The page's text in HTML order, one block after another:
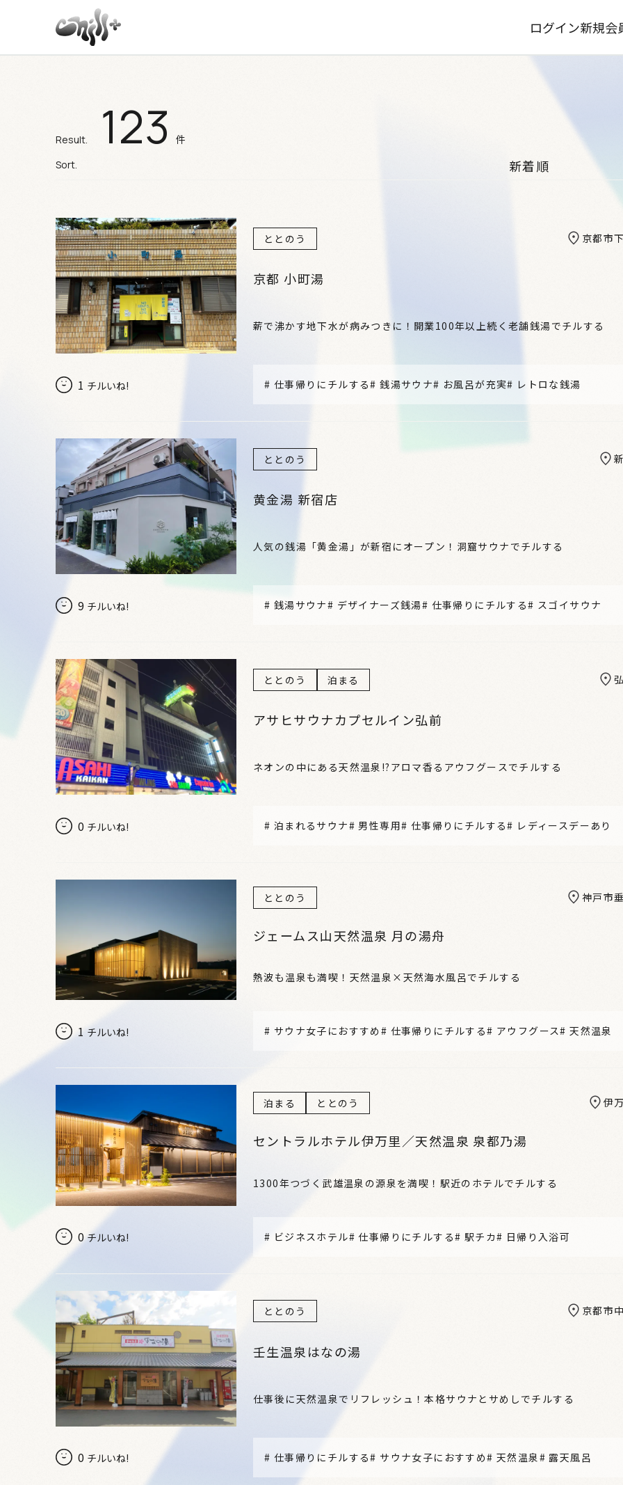
ログイン新規会
施設検索結果
Result. 123 件
Sort.
ととのう 京都市
京都 小町湯
1 チルいね!
薪で沸かす地下水が病みつきに！開業100年以上続く老舗銭湯でチルする
# 仕事帰りにチルする#銭湯サウナ# お風呂が充実# レトロな銭湯
ととのう
黄金湯 新宿店
9 チルいね!
人気の銭湯「黄金湯」が新宿にオープン！洞窟サウナでチルする
# 銭湯サウナ# デザイナーズ銭湯# 仕事帰りにチルする# スゴイサウナ
ととのう 泊まる
アサヒサウナカプセルイン弘前
0 チルいね!
ネオンの中にある天然温泉!?アロマ香るアウフグースでチルする
# 泊まれるサウナ#男性専用# 仕事帰りにチルする# レディースデーあり
ととのう 神戸市
ジェームス山天然温泉 月の湯舟
1 チルいね!
熱波も温泉も満喫！天然温泉×天然海水風呂でチルする
# サウナ女子におすすめ # 仕事帰りにチルする# アウフグース#天然温泉
泊まる ととのう 伊
セントラルホテル伊万里／天然温泉 泉都乃湯
0 チルいね!
1300年つづく武雄温泉の源泉を満喫！駅近のホテルでチルする
# ビジネスホテル#仕事帰りにチルする# 駅チカ# 日帰り入浴可
ととのう 京都市
壬生温泉はなの湯
0 チルいね!
仕事後に天然温泉でリフレッシュ！本格サウナとサめしでチルする
# 仕事帰りにチルする# サウナ女子におすすめ#天然温泉 # 露天風呂